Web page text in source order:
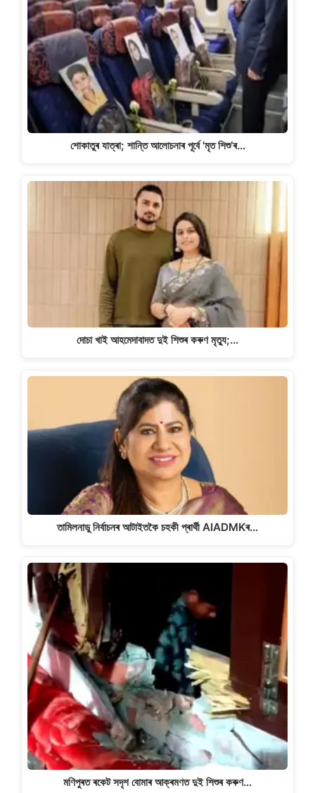
শোকাতুৰ যাত্ৰা; শান্তি আলোচনাৰ পূৰ্বে 'মৃত শিশু’ৰ…
দোচা খাই আহমেদাবাদত দুই শিশুৰ কৰুণ মৃত্যু;…
তামিলনাডু নিৰ্বাচনৰ আটাইতকৈ চহকী প্ৰাৰ্থী AIADMKৰ…
মণিপুৰত ৰকেট সদৃশ বোমাৰ আক্ৰমণত দুই শিশুৰ কৰুণ…